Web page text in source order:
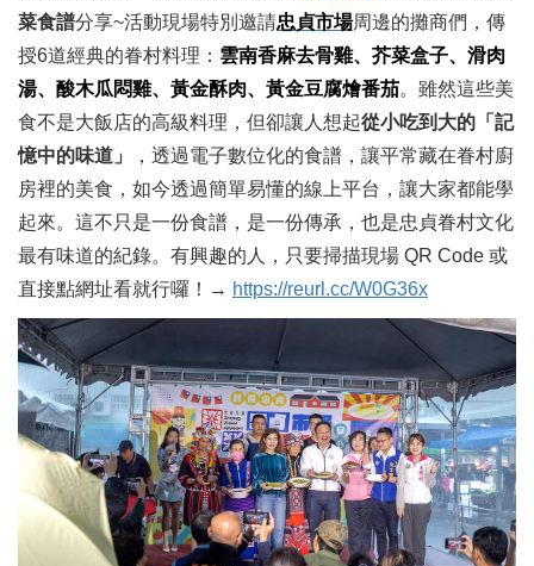
菜食譜分享~活動現場特別邀請忠貞市場周邊的攤商們，傳
授6道經典的眷村料理： 雲南香麻去骨雞、芥菜盒子、滑肉
湯、酸木瓜悶雞、黃金酥肉、黃金豆腐燴番茄。雖然這些美
食不是大飯店的高級料理，但卻讓人想起從小吃到大的「記
憶中的味道」
，透過電子數位化的食譜，讓平常藏在眷村廚
房裡的美食，如今透過簡單易懂的線上平台，讓大家都能學
起來。這不只是一份食譜，是一份傳承，也是忠貞眷村文化
最有味道的紀錄。有興趣的人，只要掃描現場 QR Code 或
直接點網址看就行囉！→ https://reurl.cc/W0G36x